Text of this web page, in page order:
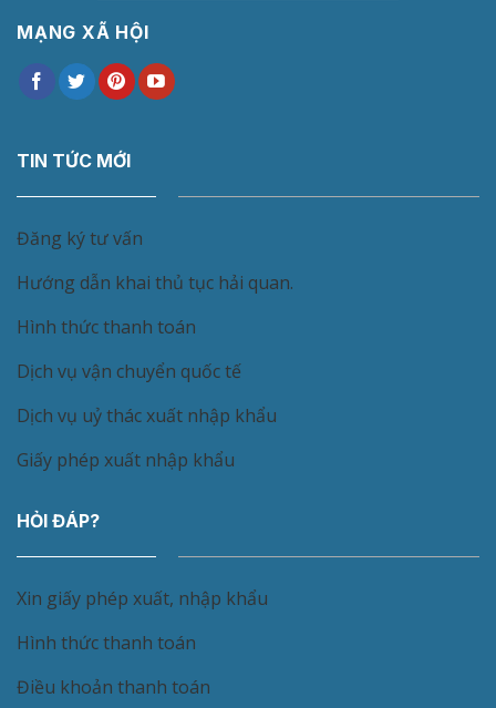
MẠNG XÃ HỘI
TIN TỨC MỚI
Đăng ký tư vấn
Hướng dẫn khai thủ tục hải quan.
Hình thức thanh toán
Dịch vụ vận chuyển quốc tế
Dịch vụ uỷ thác xuất nhập khẩu
Giấy phép xuất nhập khẩu
HỎI ĐÁP?
Xin giấy phép xuất, nhập khẩu
Hình thức thanh toán
Điều khoản thanh toán